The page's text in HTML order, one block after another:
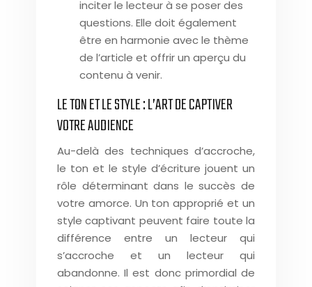
inciter le lecteur à se poser des
questions. Elle doit également
être en harmonie avec le thème
de l’article et offrir un aperçu du
contenu à venir.
LE TON ET LE STYLE : L’ART DE CAPTIVER
VOTRE AUDIENCE
Au-delà des techniques d’accroche,
le ton et le style d’écriture jouent un
rôle déterminant dans le succès de
votre amorce. Un ton approprié et un
style captivant peuvent faire toute la
différence entre un lecteur qui
s’accroche et un lecteur qui
abandonne. Il est donc primordial de